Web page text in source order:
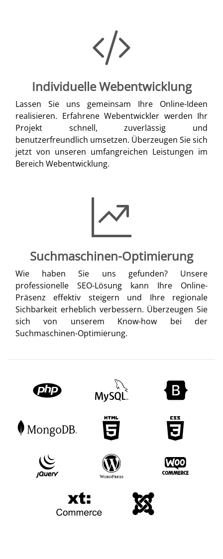
Individuelle Webentwicklung
Lassen Sie uns gemeinsam Ihre Online-Ideen
realisieren. Erfahrene Webentwickler werden Ihr
Projekt schnell, zuverlässig und
benutzerfreundlich umsetzen. Überzeugen Sie sich
jetzt von unseren umfangreichen Leistungen im
Bereich Webentwicklung.
Suchmaschinen-Optimierung
Wie haben Sie uns gefunden? Unsere
professionelle SEO-Lösung kann Ihre Online-
Präsenz effektiv steigern und Ihre regionale
Sichbarkeit erheblich verbessern. Überzeugen Sie
sich von unserem Know-how bei der
Suchmaschinen-Optimierung.